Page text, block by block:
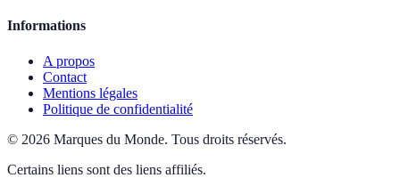
Informations
A propos
Contact
Mentions légales
Politique de confidentialité
© 2026 Marques du Monde. Tous droits réservés.
Certains liens sont des liens affiliés.